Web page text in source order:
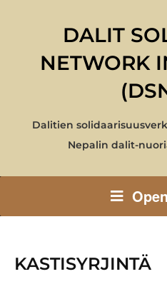
DALIT
NETWORK
Dalitien
Nepalin dalit-
KASTISYRJINTÄ